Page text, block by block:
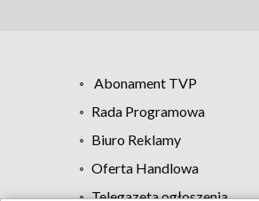
Abonament TVP
Rada Programowa
Biuro Reklamy
Oferta Handlowa
Telegazeta ogłoszenia